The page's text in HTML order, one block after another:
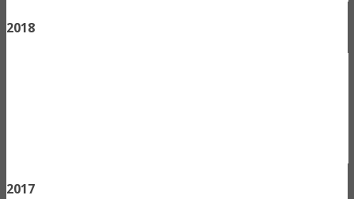
2018
2017